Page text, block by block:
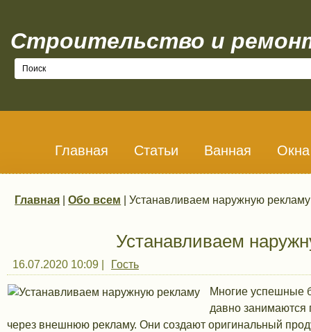
Строительство и
Главная Статьи Ванная Окна
Вы здесь
Главная |Обо всем | Устанавливаем наружную рекламу
Устанавливаем
16.07.2020 10:09 Гость
Многие успешные
давно занимаются
через внешнюю рекламу. Они создают оригинальный